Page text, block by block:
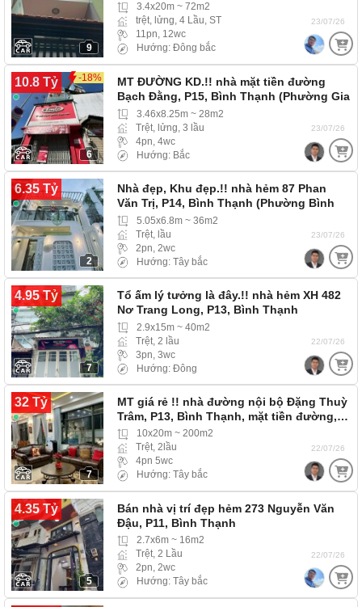
9
3.4x20m ~ 72m2
trệt, lửng, 4 Lầu, ST
11pn, 12wc
Hướng: Đông bắc
23/07/26
10.8 Tỷ -18%
6
MT ĐƯỜNG KD.!! nhà mặt tiền đường
Bạch Đằng, P15, Bình Thạnh (Phường Gia
Định) MT đường…
3.46x8.25m ~ 28m2
Trệt, lửng, 3 lầu
4pn, 4wc
Hướng: Bắc
23/07/26
6.35 Tỷ
2
Nhà đẹp, Khu đẹp.!! nhà hẻm 87 Phan
Văn Trị, P14, Bình Thạnh (Phường Bình
Thạnh) hẻm…
5.05x6.8m ~ 36m2
Trệt, lầu
2pn, 2wc
Hướng: Tây bắc
23/07/26
4.95 Tỷ
7
Tổ ấm lý tưởng là đây.!! nhà hẻm XH 482
Nơ Trang Long, P13, Bình Thạnh
(Phường…
2.9x15m ~ 40m2
Trệt, 2 lầu
3pn, 3wc
Hướng: Đông
22/07/26
32 Tỷ
7
MT giá rẻ !! nhà đường nội bộ Đặng Thuỳ
Trâm, P13, Bình Thạnh, mặt tiền đường,…
10x20m ~ 200m2
Trệt, 2lầu
4pn 5wc
Hướng: Tây bắc
22/07/26
4.35 Tỷ
5
Bán nhà vị trí đẹp hẻm 273 Nguyễn Văn
Đậu, P11, Bình Thạnh
2.7x6m ~ 16m2
Trệt, 2 Lầu
2pn, 2wc
Hướng: Tây bắc
22/07/26